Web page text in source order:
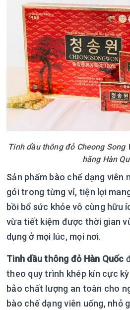
Tinh dầu thông đỏ Cheong Song
hãng Hàn
Sản phẩm bào chế dạng viên
gói trong từng vỉ, tiện lợi
bồi bổ sức khỏe vô cùng hữu
vừa tiết kiệm được thời gian
dụng ở mọi lúc, mọi nơi.
Tinh dầu thông đỏ Hàn Quốc
theo quy trình khép kín cực
bảo chất lượng an toàn cho
bào chế dạng viên uống, nhỏ